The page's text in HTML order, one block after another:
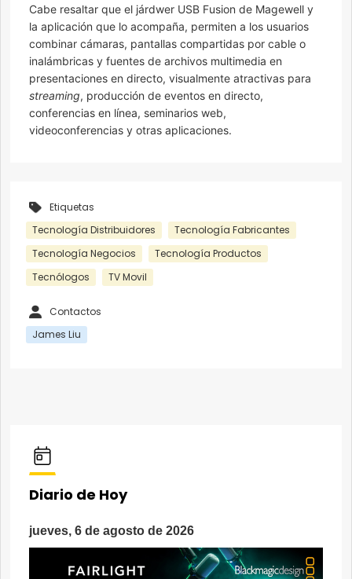
Cabe resaltar que el járdwer USB Fusion de Magewell y
la aplicación que lo acompaña, permiten a los usuarios
combinar cámaras, pantallas compartidas por cable o
inalámbricas y fuentes de archivos multimedia en
presentaciones en directo, visualmente atractivas para
streaming, producción de eventos en directo,
conferencias en línea, seminarios web,
videoconferencias y otras aplicaciones.
Etiquetas
Tecnología Distribuidores
Tecnología Fabricantes
Tecnología Negocios
Tecnología Productos
Tecnólogos
TV Movil
Contactos
James Liu
Diario de Hoy
jueves, 6 de agosto de 2026